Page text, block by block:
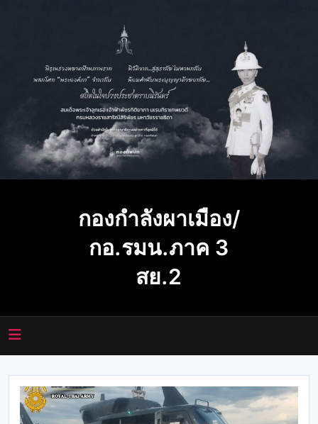
กองกำลังผาเมือง/
กอ.รมน.ภาค 3
สย.2